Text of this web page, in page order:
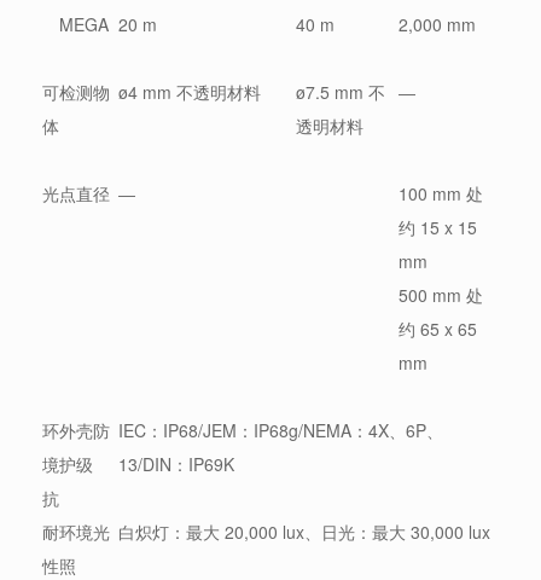
MEGA 20 m 40 m 2,000 mm
可检测物
体
ø4 mm 不透明材料
ø7.5 mm 不
透明材料
―
光点直径 ―
100 mm 处
约 15 x 15
mm
500 mm 处
约 65 x 65
mm
环
境
抗
耐
性
外壳防
护级
IEC：IP68/JEM：IP68g/NEMA：4X、6P、
13/DIN：IP69K
环境光
照
白炽灯：最大 20,000 lux、日光：最大 30,000 lux